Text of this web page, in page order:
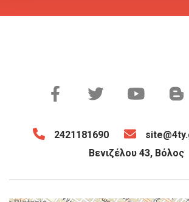
2421181690
Βενιζέλου 43, Βόλος